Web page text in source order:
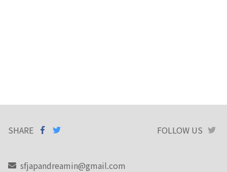
SHARE
SHARE ON
FACEBOOK
FOLLOW US
sfjapandreamin@gmail.com